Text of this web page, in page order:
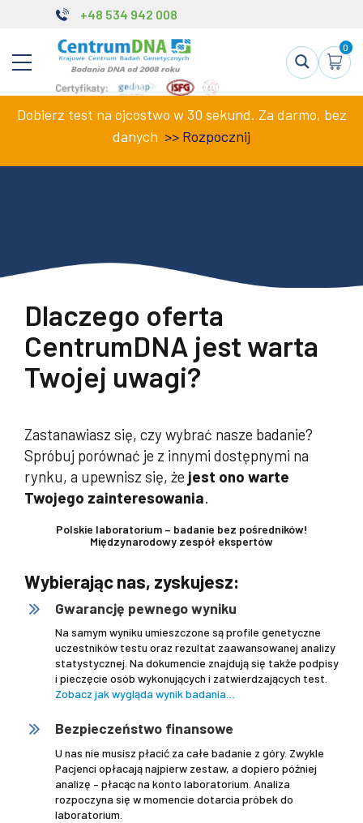
+48 534 942 008
0
Dobierz test na ojcostwo w 30 sekund. Za darmo, bez
danych >> Rozpocznij
Dlaczego oferta
CentrumDNA jest warta
Twojej uwagi?
Zastanawiasz się, czy wybrać nasze badanie?
Spróbuj porównać je z innymi dostępnymi na
rynku, a upewnisz się, że jest ono warte
Twojego zainteresowania.
Polskie laboratorium – badanie bez pośredników!
Międzynarodowy zespół ekspertów
Wybierając nas, zyskujesz:
Gwarancję pewnego wyniku
Na samym wyniku umieszczone są profile genetyczne
uczestników testu oraz rezultat zaawansowanej analizy
statystycznej. Na dokumencie znajdują się także podpisy
i pieczęcie osób wykonujących i zatwierdzających test.
Zobacz jak wygląda wynik badania…
Bezpieczeństwo finansowe
U nas nie musisz płacić za całe badanie z góry. Zwykle
Pacjenci opłacają najpierw zestaw, a dopiero później
analizę – płacąc na konto laboratorium. Analiza
rozpoczyna się w momencie dotarcia próbek do
laboratorium.